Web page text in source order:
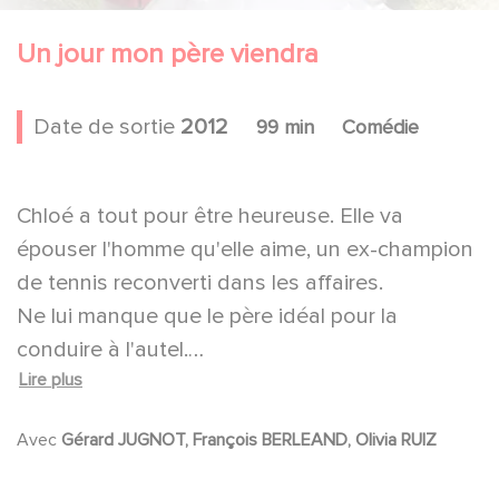
Un jour mon père viendra
Date de sortie 2012 99 min Comédie
Chloé a tout pour être heureuse. Elle va
épouser l'homme qu'elle aime, un ex-champion
de tennis reconverti dans les affaires.
Ne lui manque que le père idéal pour la
conduire à l'autel.
Qui de Bernard, aristocrate psychorigide et
porté sur l'alcool, sera le père de ses rêves?
Lire plus
Avec Gérard JUGNOT, François BERLEAND, Olivia RUIZ